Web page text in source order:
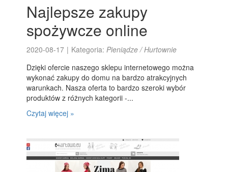
Najlepsze zakupy
spożywcze online
2020-08-17 | Kategoria:Pieniądze / Hurtownie
Dzięki ofercie naszego sklepu internetowego można
wykonać zakupy do domu na bardzo atrakcyjnych
warunkach. Nasza oferta to bardzo szeroki wybór
produktów z różnych kategorii -...
Czytaj więcej »